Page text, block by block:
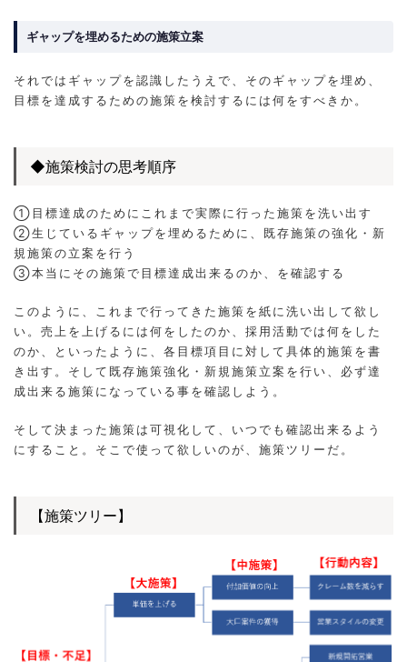
ギャップを埋めるための施策立案
それではギャップを認識したうえで、そのギャップを埋め、
目標を達成するための施策を検討するには何をすべきか。
◆施策検討の思考順序
①目標達成のためにこれまで実際に行った施策を洗い出す
②生じているギャップを埋めるために、既存施策の強化・新
規施策の立案を行う
③本当にその施策で目標達成出来るのか、を確認する
このように、これまで行ってきた施策を紙に洗い出して欲し
い。売上を上げるには何をしたのか、採用活動では何をした
のか、といったように、各目標項目に対して具体的施策を書
き出す。そして既存施策強化・新規施策立案を行い、必ず達
成出来る施策になっている事を確認しよう。
そして決まった施策は可視化して、いつでも確認出来るよう
にすること。そこで使って欲しいのが、施策ツリーだ。
【施策ツリー】